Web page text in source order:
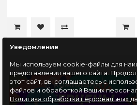
Уведомление
Мы используем cookie-файлы для
представления нашего сайта.
этот сайт, вы соглашаетесь с
файлов и обработкой Ваших
Политика обработки персональных